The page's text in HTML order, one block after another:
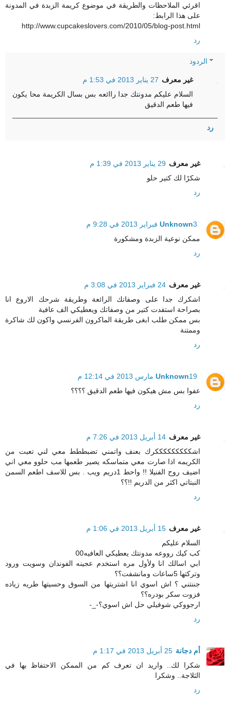
اقرئي الملاحظات والطريقة في موضوع كريمة الزبدة في المدونة
على هذا الرابط:
http://www.cupcakeslovers.com/2010/05/blog-post.html
رد
الردود
غير معرف 27 يناير 2013 في 1:53 م
السلام عليكم مدونتك جدا راائعه بس بسال الكريمة محا يكون
فيها طعم الدقيق
رد
غير معرف 29 يناير 2013 في 1:39 م
شكرًا لك كتير حلو
رد
Unknown3 فبراير 2013 في 9:28 م
ممكن نوعية الزبدة ومشكورة
رد
غير معرف 24 فبراير 2013 في 3:08 م
اشكرك جدا على وصفاتك الرائعة وطريقة شرحك الاروع انا
بصراحة استفدت كتير من وصفاتك ويعطيكي الف عافية
بس ممكن طلب ابغى طريقة الماكرون الفرنسي واكون لك شاكرة
وممتنة
رد
Unknown19 مارس 2013 في 12:14 م
عفوا بس مش هيكون فيها طعم الدقيق ؟؟؟؟
رد
غير معرف 14 أبريل 2013 في 7:26 م
اشكككككككككرك بعنف واتمني تضبططط معي لني تعبت من
الكريمه اذا صارت معي متماسكه يصير طعمها مب حلوو معي اني
اضيف روح الفنيلا !! واحط 1دريم ويب . بس للاسف اطعم السمن
النبتاتي اكثر من الدريم !!؟؟
رد
غير معرف 15 أبريل 2013 في 1:06 م
السلام عليكم
كب كيك رووعه مدونتك يعطيكي العافيه00
ابي اسالك انا ولأول مره استخدم عجينه الفوندان وسويت ورود
وتركتها 5ساعات ومانشفت؟؟
جننتني ؟ اش اسوي انا اشتريتها من السوق وحسيتها طريه زياده
فزوت سكر بودره؟؟
ارجووكي شوفيلي حل اش اسوي؟-_-
رد
أم دجانة 25 أبريل 2013 في 1:17 م
شكرا لك.. واريد ان تعرف كم من الممكن الاحتفاظ بها في
الثلاجة.. وشكرا
رد